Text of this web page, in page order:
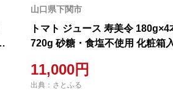
山口県下関市
トマト ジュース 寿美令 180g×4
720g 砂糖・食塩不使用 化粧箱
11,000円
出典：さとふる